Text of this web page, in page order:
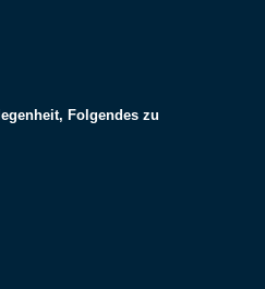
Folgendes zu